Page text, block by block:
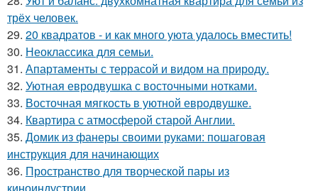
трёх человек.
29. 20 квадратов - и как много уюта удалось вместить!
30. Неоклассика для семьи.
31. Апартаменты с террасой и видом на природу.
32. Уютная евродвушка с восточными нотками.
33. Восточная мягкость в уютной евродвушке.
34. Квартира с атмосферой старой Англии.
35. Домик из фанеры своими руками: пошаговая
инструкция для начинающих
36. Пространство для творческой пары из